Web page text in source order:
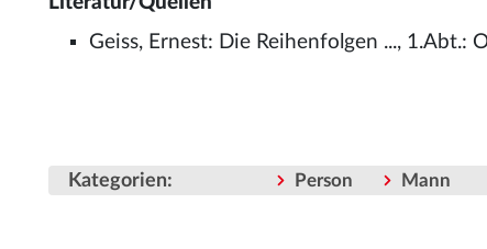
Geiss, Ernest: Die Reihenfolgen ...,
Kategorien: Person Mann